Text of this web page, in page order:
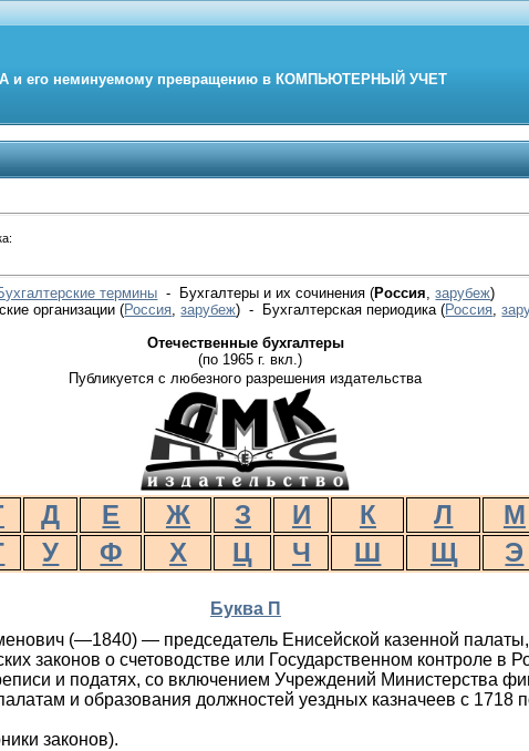
и его неминуемому превращению в КОМПЬЮТЕРНЫЙ УЧЕТ
термины - Бухгалтеры и их сочинения (Россия ,зарубеж)
организации(Россия ,зарубеж) - Бухгалтерская периодика(Россия ,
Отечественные бухгалтеры
(по 1965 г. вкл.)
Публикуется с любезного разрешения издательства
Д Е Ж З И К Л М
У Ф Х Ц Ч Ш Щ Э
Буква П
(—1840) — председатель Енисейской казенной палаты,
законов о счетоводстве или Государственном контроле в
и податях, со включением Учреждений Министерства
и образования должностей уездных казначеев с 1718
законов).